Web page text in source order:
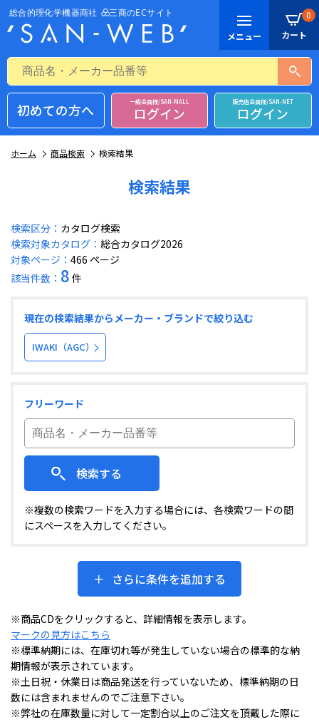
0
初めての方へ 一般会員様/SAN-MALL
ログイン
販売店会員様/SAN-NET
ログイン
ホーム 商品検索 検索結果
検索結果
検索区分： カタログ検索
検索対象カタログ： 総合カタログ2026
対象ページ： 466 ページ
該当件数： 8 件
現在の検索結果からメーカー・ブランドで絞り込む
IWAKI（AGC）
フリーワード
検索する
※複数の検索ワードを入力する場合には、各検索ワードの間
にスペースを入力してください。
さらに条件を追加する
※商品CDをクリックすると、詳細情報を表示します。
マークの見方はこちら
※標準納期には、在庫切れ等が発生していない場合の標準的な納
期情報が表示されています。
※土日祝・休業日は商品発送を行っていないため、標準納期の日
数には含まれませんのでご注意下さい。
※弊社の在庫数量に対して一定割合以上のご注文を頂戴した際に